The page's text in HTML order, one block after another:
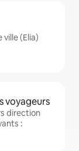
(Elia)
voyageurs
direction
: